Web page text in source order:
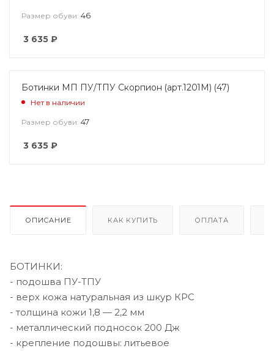
Размер обуви: 46
3 635 ₽
Ботинки МП ПУ/ТПУ Скорпион (арт.1201М) (47)
Нет в наличии
Размер обуви: 47
3 635 ₽
ОПИСАНИЕ КАК КУПИТЬ ОПЛАТА
БОТИНКИ:
- подошва ПУ-ТПУ
- верх кожа натуральная из шкур КРС
- толщина кожи 1,8 — 2,2 мм
- металлический подносок 200 Дж
- крепление подошвы: литьевое